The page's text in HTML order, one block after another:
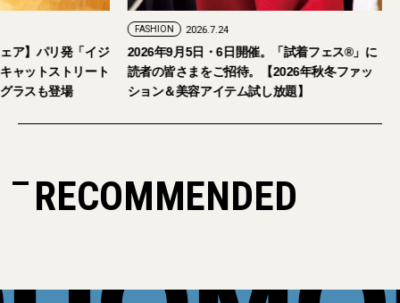
ア】パリ発「イジ
ャットストリート
ラスも登場
FASHION 2026.7.24
2026年9月5日・6日開催。「試着フェス®︎」に
読者の皆さまをご招待。【2026年秋冬ファッ
ション＆美容アイテム試し放題】
RECOMMENDED